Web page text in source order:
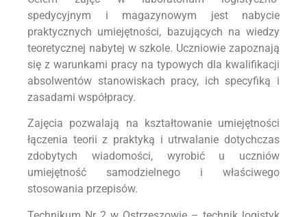
spedycyjnym i magazynowym jest nabycie
praktycznych umiejętności, bazujących na wiedzy
teoretycznej nabytej w szkole. Uczniowie zapoznają
się z warunkami pracy na typowych dla kwalifikacji
absolwentów stanowiskach pracy, ich specyfiką i
zasadami współpracy.
Zajęcia pozwalają na kształtowanie umiejętności
łączenia teorii z praktyką i utrwalanie dotychczas
zdobytych wiadomości, wyrobić u uczniów
umiejętność samodzielnego i właściwego
stosowania przepisów.